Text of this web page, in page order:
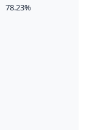
78.23%